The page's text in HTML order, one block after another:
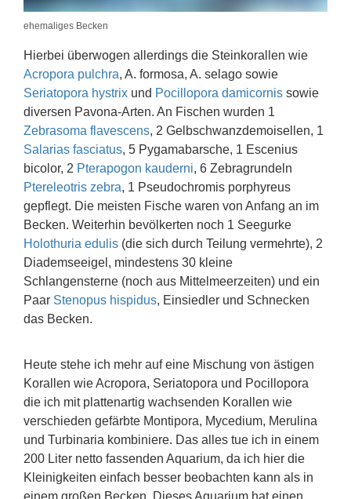
ehemaliges Becken
Hierbei überwogen allerdings die Steinkorallen wie
Acropora pulchra, A. formosa, A. selago sowie
Seriatopora hystrix und Pocillopora damicornis sowie
diversen Pavona-Arten. An Fischen wurden 1
Zebrasoma flavescens, 2 Gelbschwanzdemoisellen, 1
Salarias fasciatus, 5 Pygamabarsche, 1 Escenius
bicolor, 2 Pterapogon kauderni, 6 Zebragrundeln
Ptereleotris zebra, 1 Pseudochromis porphyreus
gepflegt. Die meisten Fische waren von Anfang an im
Becken. Weiterhin bevölkerten noch 1 Seegurke
Holothuria edulis (die sich durch Teilung vermehrte), 2
Diademseeigel, mindestens 30 kleine
Schlangensterne (noch aus Mittelmeerzeiten) und ein
Paar Stenopus hispidus, Einsiedler und Schnecken
das Becken.
Heute stehe ich mehr auf eine Mischung von ästigen
Korallen wie Acropora, Seriatopora und Pocillopora
die ich mit plattenartig wachsenden Korallen wie
verschieden gefärbte Montipora, Mycedium, Merulina
und Turbinaria kombiniere. Das alles tue ich in einem
200 Liter netto fassenden Aquarium, da ich hier die
Kleinigkeiten einfach besser beobachten kann als in
einem großen Becken. Dieses Aquarium hat einen